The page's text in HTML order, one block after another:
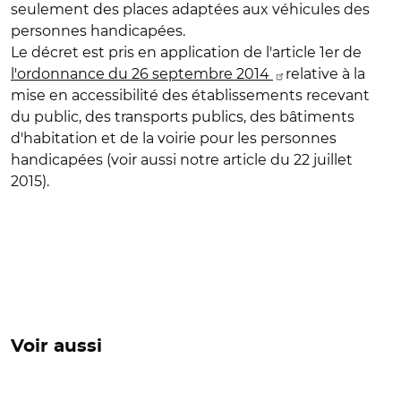
seulement des places adaptées aux véhicules des
personnes handicapées.
Le décret est pris en application de l'article 1er de
l'ordonnance du 26 septembre 2014
relative à la
mise en accessibilité des établissements recevant
du public, des transports publics, des bâtiments
d'habitation et de la voirie pour les personnes
handicapées (voir aussi notre article du 22 juillet
2015).
Voir aussi